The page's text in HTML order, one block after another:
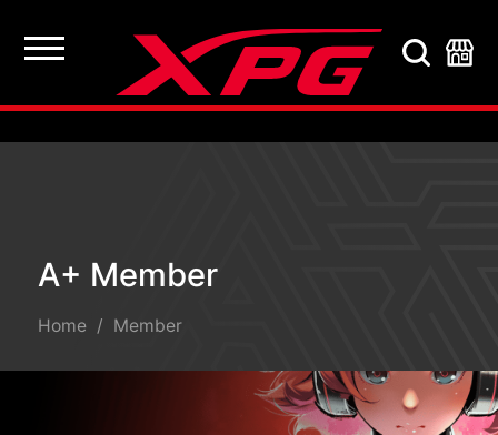
A+ Member
A+ Member
Home Member